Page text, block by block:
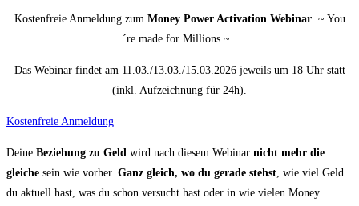
Kostenfreie Anmeldung zum Money Power Activation Webinar~ You
´re made for Millions ~.
Das Webinar findet am 11.03./13.03./15.03.2026 jeweils um 18 Uhr statt
(inkl. Aufzeichnung für 24h).
Kostenfreie Anmeldung
Deine Beziehung zu Geld wird nach diesem Webinar nicht mehr die
gleiche sein wie vorher. Ganz gleich, wo du gerade stehst, wie viel Geld
du aktuell hast, was du schon versucht hast oder in wie vielen Money